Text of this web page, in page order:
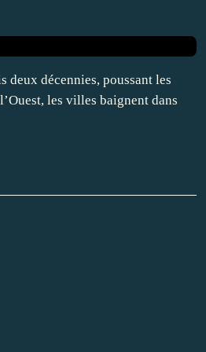
deux décennies, poussant les
les villes baignent dans